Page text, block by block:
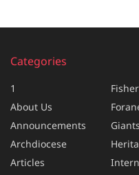
Categories
1
About Us
Announcements
Archdiocese
Articles
Giants